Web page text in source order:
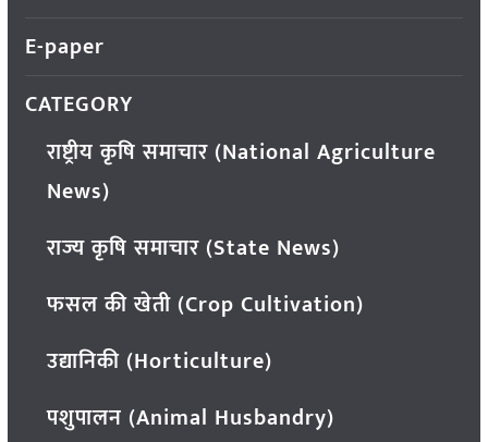
E-paper
CATEGORY
राष्ट्रीय कृषि समाचार (National Agriculture
News)
राज्य कृषि समाचार (State News)
फसल की खेती (Crop Cultivation)
उद्यानिकी (Horticulture)
पशुपालन (Animal Husbandry)